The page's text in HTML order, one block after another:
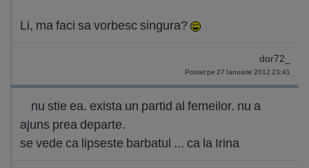
Li, ma faci sa vorbesc singura?
dor72_
Postat pe 27 Ianuarie 2012 23:41
nu stie ea. exista un partid al femeilor. nu a
ajuns prea departe.
se vede ca lipseste barbatul ... ca la Irina